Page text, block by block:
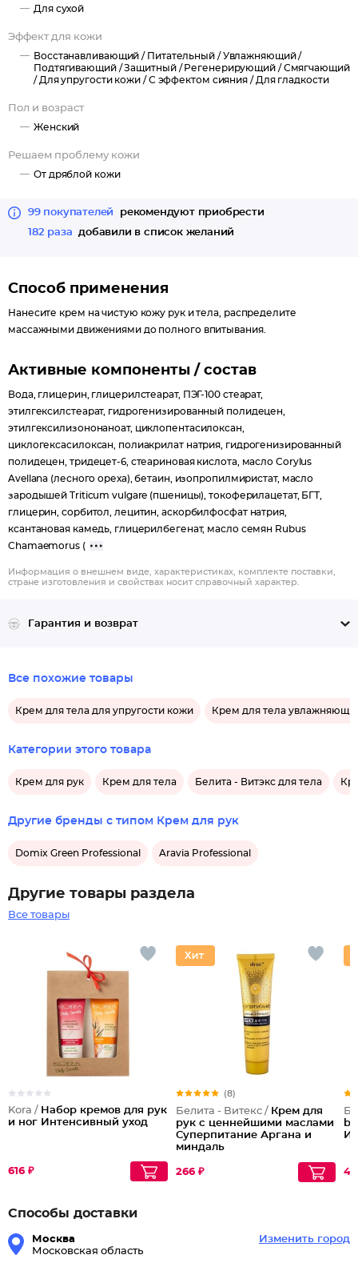
и подарите ей великолепное сияние.
Для сухой
Эффект для кожи
Восстанавливающий / Питательный /Увлажняющий /
Подтягивающий /Защитный / Регенерирующий /Смягчающий
/ Для упругости кожи /С эффектом сияния / Для гладкости
Пол и возраст
Женский
Решаем проблему кожи
От дряблой кожи
99 покупателей
рекомендуют приобрести
182 раза
добавили в список желаний
Способ применения
Нанесите крем на чистую кожу рук и тела, распределите
массажными движениями до полного впитывания.
Активные компоненты / состав
Вода, глицерин, глицерилстеарат, ПЭГ-100 стеарат,
этилгексилстеарат, гидрогенизированный полидецен,
этилгексилизононаноат, циклопентасилоксан,
циклогексасилоксан, полиакрилат натрия, гидрогенизированный
полидецен, тридецет-6, стеариновая кислота, масло Corylus
Avellana (лесного ореха), бетаин, изопропилмиристат, масло
зародышей Triticum vulgare (пшеницы), токоферилацетат, БГТ,
глицерин, сорбитол, лецитин, аскорбилфосфат натрия,
ксантановая камедь, глицерилбегенат, масло семян Rubus
Chamaemorus (
Информация о внешнем виде, характеристиках, комплекте поставки,
стране изготовления и свойствах носит справочный характер.
Гарантия и возврат
Все похожие товары
Крем для тела для упругости кожи Крем для тела
Категории этого товара
Крем для рук Крем для тела Белита - Витэкс для тела
Другие бренды с типом Крем для рук
Domix Green Professional Aravia Professional
Другие товары раздела
Все товары
Kora / Набор кремов для рук
и ног Интенсивный уход
616 ₽
(8)
Белита - Витекс / Крем для
рук с ценнейшими маслами
Суперпитание Аргана и
миндаль
266 ₽
Способы доставки
Москва
Московская область
Изменить город